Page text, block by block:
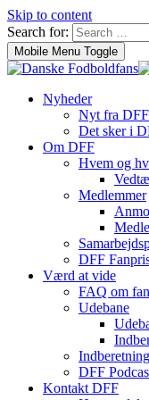
Skip to content
Search for:
Mobile Menu Toggle
Nyheder
Nyt fra DFF
Det sker i
Om DFF
Hvem og
Medlemmer
DFF
Værd at vide
FAQ om
Udebane
DFF
Kontakt DFF